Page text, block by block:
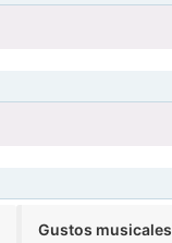
Gustos musicales